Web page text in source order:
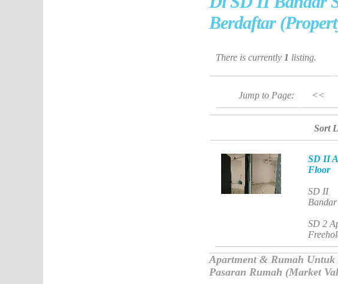
Berdaftar
There is currently 1 listing.
Jump to Page: <<
Sort
SD II
Floor
SD II
SD 2
Apartment & Rumah
Pasaran Rumah (Market